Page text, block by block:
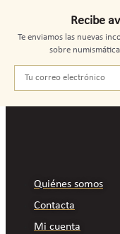
Recibe
Te enviamos las nuevas
sobre
Quiénes somos
Contacta
Mi cuenta